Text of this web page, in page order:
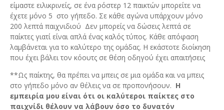
είμαστε ειλικρινείς, σε ένα ρόστερ 12 παικτών μπορείτε να
έχετε μόνο 5 στο γήπεδο. Σε κάθε αγώνα υπάρχουν μόνο
200 λεπτά παιχνιδιού Δεν μπορείς να δώσεις λεπτά σε
παίκτες γιατί είναι απλά ένας καλός τύπος. Κάθε απόφαση
λαμβάνεται για το καλύτερο της ομάδας. Η εκάστοτε διοίκηση
που έχει βάλει τον κόουτς σε θέση οδηγού έχει απαιτήσεις
**Ως παίκτης, θα πρέπει να μπεις σε μια ομάδα και να μπεις
στο γήπεδο μόνο αν θέλεις να σε προπονήσουν. Η
εμπειρία μου είναι ότι οι καλύτεροι παίκτες στο
παιχνίδι θέλουν να λάβουν όσο το δυνατόν